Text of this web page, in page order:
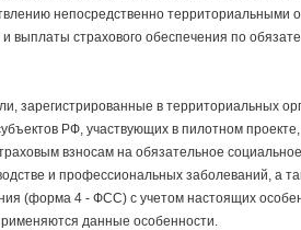
непосредственно
выплаты страхового обеспечения по
зарегистрированные в территориальных
РФ, участвующих в пилотном
взносам на обязательное
и профессиональных заболеваний, а
(форма 4 - ФСС) с учетом настоящих
данные особенности.